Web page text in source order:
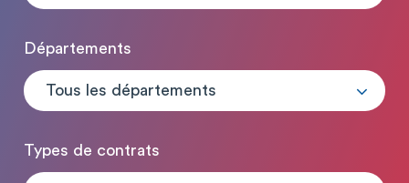
Départements
Tous les départements
Types de contrats